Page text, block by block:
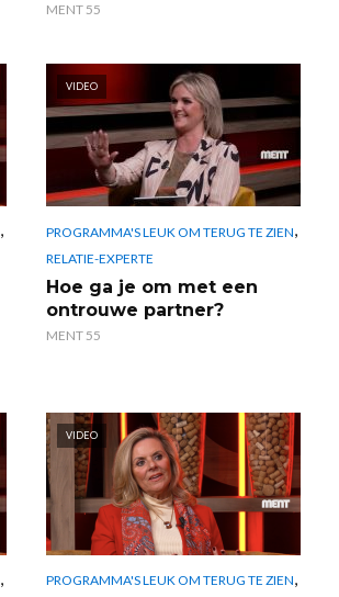
MENT 55
,
VIDEO
PROGRAMMA'S LEUK OM TERUG TE ZIEN,
RELATIE-EXPERTE
Hoe ga je om met een
ontrouwe partner?
MENT 55
,
VIDEO
PROGRAMMA'S LEUK OM TERUG TE ZIEN,